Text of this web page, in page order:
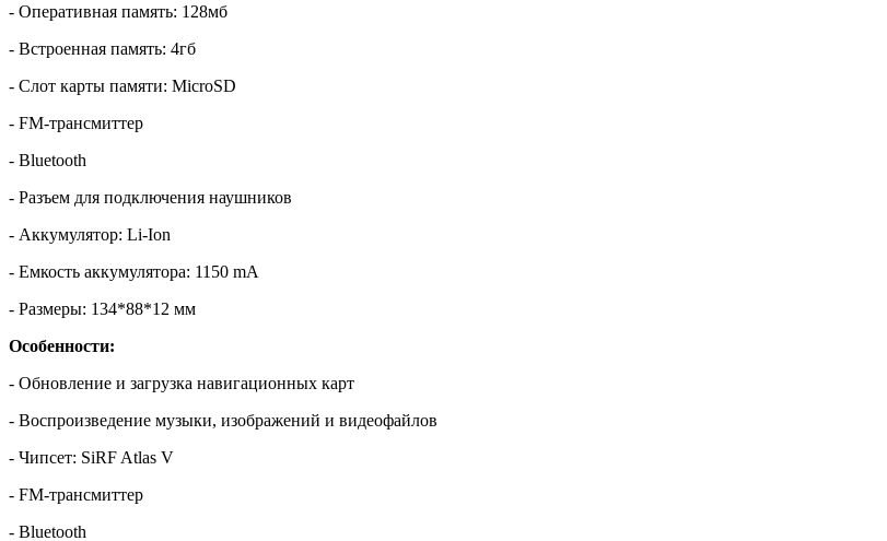
- Оперативная память: 128мб
- Встроенная память: 4гб
- Слот карты памяти: MicroSD
- FM-трансмиттер
- Bluetooth
- Разъем для подключения наушников
- Аккумулятор: Li-Ion
- Емкость аккумулятора: 1150 mA
- Размеры: 134*88*12 мм
Особенности:
- Обновление и загрузка навигационных карт
- Воспроизведение музыки, изображений и видеофайлов
- Чипсет: SiRF Atlas V
- FM-трансмиттер
- Bluetooth